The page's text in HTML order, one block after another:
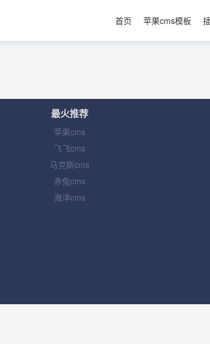
首页 苹果cms模板
最火推荐
苹果cms
飞飞cms
马克斯cms
赤兔cms
海洋cms